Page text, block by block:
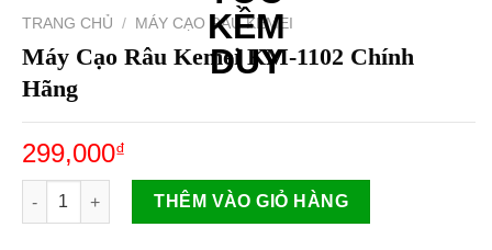
TRANG CHỦ / MÁY CẠO RÂU KEMEI
Máy Cạo Râu Kemei KM-1102 Chính
Hãng
299,000₫
Máy Cạo Râu Kemei KM-1102 Chính Hãng số lượng
THÊM VÀO GIỎ HÀNG